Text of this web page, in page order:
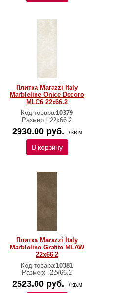
Плитка Marazzi Italy
Marbleline Onice Decoro
MLC6 22х66.2
Код товара:10379
Размер: 22х66.2
2930.00 руб. / кв.м
В корзину
Плитка Marazzi Italy
Marbleline Grafite MLAW
22х66.2
Код товара:10381
Размер: 22х66.2
2523.00 руб. / кв.м